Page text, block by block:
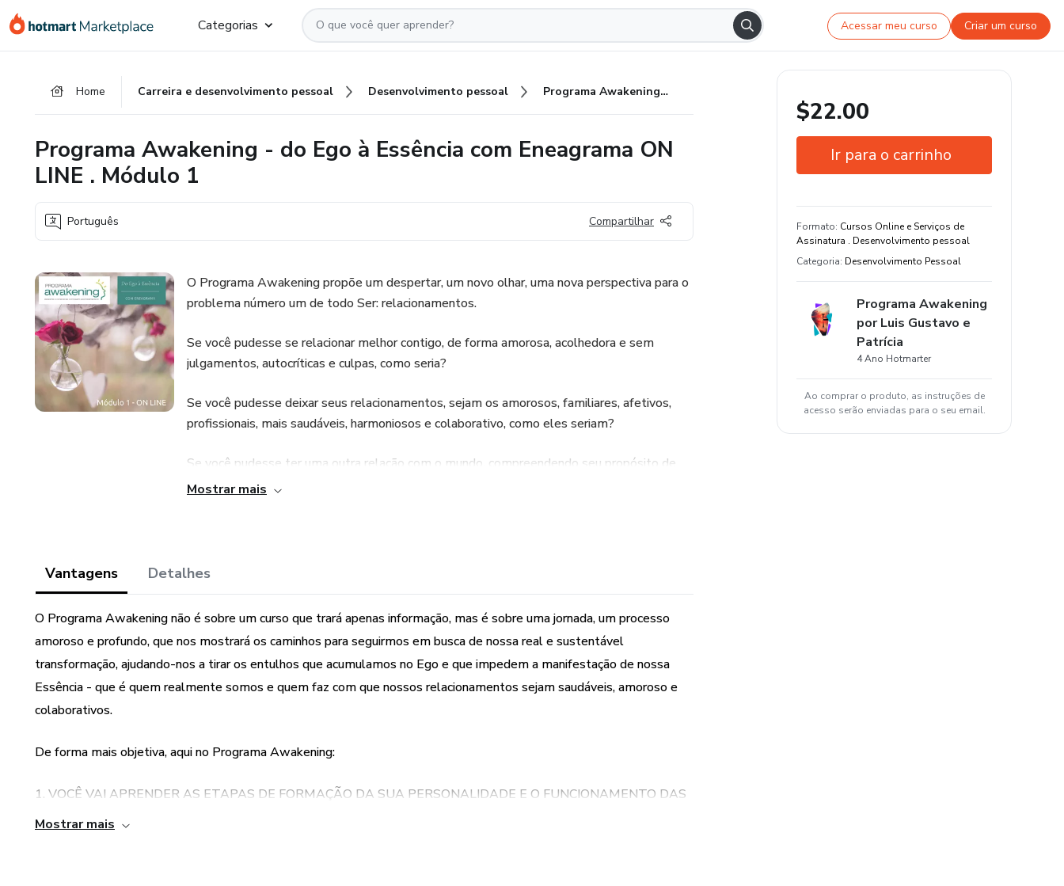
para
para
para
Categorias Acessar meu curso Criar um curso
Home Carreira e desenvolvimento pessoal Desenvolvimento pessoal Programa Awakening - do Ego à Essência com Eneagrama ON LINE . Módulo 1
Programa Awakening - do Ego à Essência com Eneagrama ON
LINE . Módulo 1
Português Compartilhar
O Programa Awakening propõe um despertar, um novo olhar, uma nova perspectiva para o
problema número um de todo Ser: relacionamentos.
Se você pudesse se relacionar melhor contigo, de forma amorosa, acolhedora e sem
julgamentos, autocríticas e culpas, como seria?
Se você pudesse deixar seus relacionamentos, sejam os amorosos, familiares, afetivos,
profissionais, mais saudáveis, harmoniosos e colaborativo, como eles seriam?
Se você pudesse ter uma outra relação com o mundo, compreendendo seu propósito de
vida, sua missão, a razão pela qual você existe, como seria?
do Eneagrama, que nos traz um sistema de autoconhecimento, autodesenvolvimento e,
Mostrar mais
Vantagens Detalhes
O Programa Awakening não é sobre um curso que trará apenas informação, mas é sobre uma jornada, um processo
amoroso e profundo, que nos mostrará os caminhos para seguirmos em busca de nossa real e sustentável
transformação, ajudando-nos a tirar os entulhos que acumulamos no Ego e que impedem a manifestação de nossa
Essência - que é quem realmente somos e quem faz com que nossos relacionamentos sejam saudáveis, amoroso e
colaborativos.
De forma mais objetiva, aqui no Programa Awakening:
1. VOCÊ VAI APRENDER AS ETAPAS DE FORMAÇÃO DA SUA PERSONALIDADE E O FUNCIONAMENTO DAS
PRINCIPAIS DIMENSÕES HUMANAS (FÍSICA, EMOCIONAL, MENTAL E TRANSPESSOAL) E SEUS IMPACTOS
Mostrar mais
$22.00
Ir para o carrinho
Certificado de conclusão
19 aula e 48 hora de conteúdo
original
Formato: Cursos Online e Serviços de
Assinatura . Desenvolvimento pessoal
Categoria: Desenvolvimento Pessoal
Programa Awakening
por Luis Gustavo e
Patrícia
4 Ano Hotmarter
Ao comprar o produto, as instruções de
acesso serão enviadas para o seu email.